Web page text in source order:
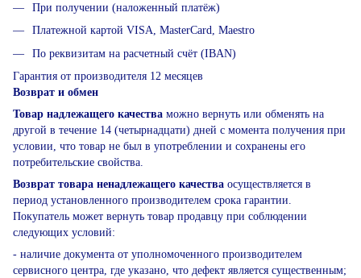
При получении (наложенный платёж)
Платежной картой VISA, MasterCard, Maestro
По реквизитам на расчетный счёт (IBAN)
Гарантия от производителя 12 месяцев
Возврат и обмен
Товар надлежащего качества можно вернуть или обменять на
другой в течение 14 (четырнадцати) дней с момента получения при
условии, что товар не был в употреблении и сохранены его
потребительские свойства.
Возврат товара ненадлежащего качества осуществляется в
период установленного производителем срока гарантии.
Покупатель может вернуть товар продавцу при соблюдении
следующих условий:
- наличие документа от уполномоченного производителем
сервисного центра, где указано, что дефект является существенным;